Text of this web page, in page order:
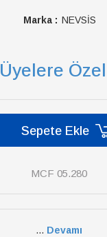
Marka : NEVSİS
Üyelere Özel
Sepete Ekle
MCF 05.280
... Devamı